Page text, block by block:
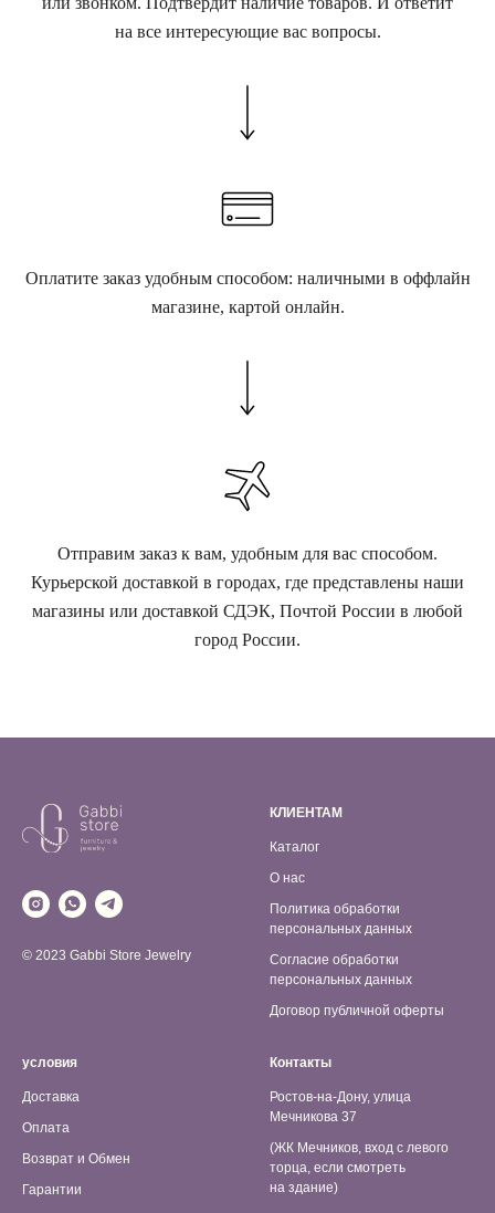
на все интересующие вас вопросы.
Оплатите заказ удобным способом: наличными в оффлайн
магазине, картой онлайн.
Отправим заказ к вам, удобным для вас способом.
Курьерской доставкой в городах, где представлены наши
магазины или доставкой СДЭК, Почтой России в любой
город России.
© 2023 Gabbi Store Jewelry
КЛИЕНТАМ
Каталог
О нас
Политика обработки
персональных данных
Согласие обработки
персональных данных
Договор публичной оферты
условия
Доставка
Оплата
Возврат и Обмен
Гарантии
Контакты
Ростов-на-Дону, улица
Мечникова 37
(ЖК Мечников, вход с левого
торца, если смотреть
на здание)